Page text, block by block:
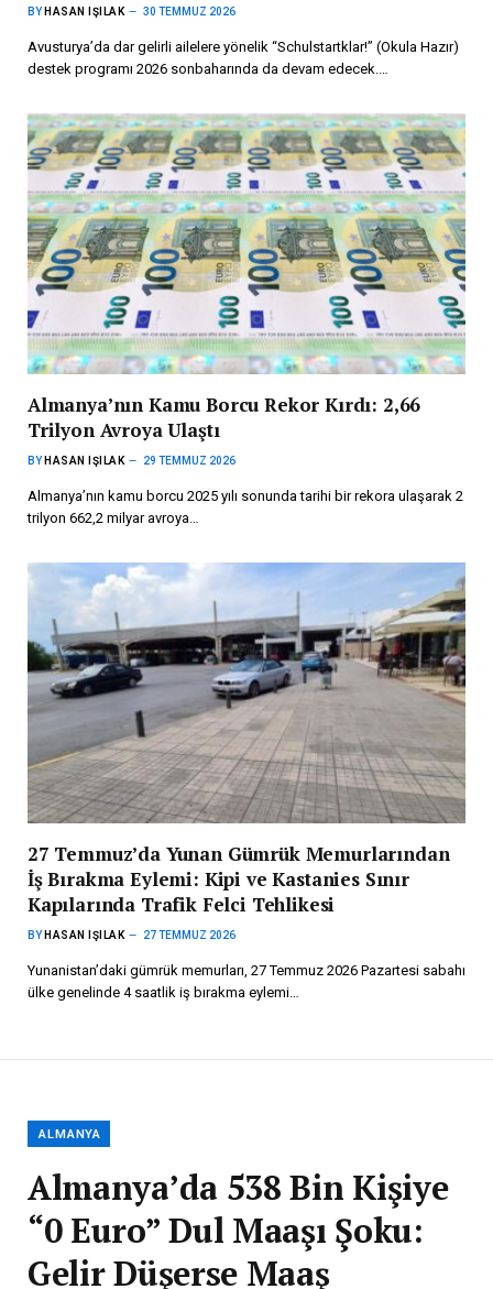
BY HASAN IŞILAK 30 TEMMUZ 2026
Avusturya’da dar gelirli ailelere yönelik “Schulstartklar!” (Okula Hazır)
destek programı 2026 sonbaharında da devam edecek.…
Almanya’nın Kamu Borcu Rekor Kırdı: 2,66
Trilyon Avroya Ulaştı
BY HASAN IŞILAK 29 TEMMUZ 2026
Almanya’nın kamu borcu 2025 yılı sonunda tarihi bir rekora ulaşarak 2
trilyon 662,2 milyar avroya…
27 Temmuz’da Yunan Gümrük Memurlarından
İş Bırakma Eylemi: Kipi ve Kastanies Sınır
Kapılarında Trafik Felci Tehlikesi
BY HASAN IŞILAK 27 TEMMUZ 2026
Yunanistan’daki gümrük memurları, 27 Temmuz 2026 Pazartesi sabahı
ülke genelinde 4 saatlik iş bırakma eylemi…
ALMANYA
Almanya’da 538 Bin Kişiye
“0 Euro” Dul Maaşı Şoku:
Gelir Düşerse Maaş